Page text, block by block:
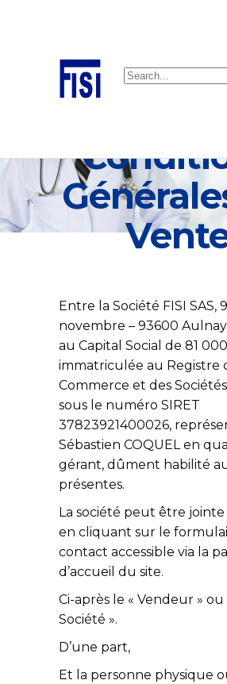
Entre la Société FISI SAS,
novembre – 93600 Aulnay
au Capital Social de 81
immatriculée au Registre
Commerce et des
sous le numéro SIRET
37823921400026,
Sébastien COQUEL en
gérant, dûment habilité
présentes.
La société peut être jointe
en cliquant sur le
contact accessible via la
d’accueil du site.
Ci-après le « Vendeur » ou
Société ».
D’une part,
Et la personne physique